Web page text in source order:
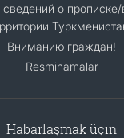
о
Вниманию граждан!
Resminamalar
Habarlaşmak üçin